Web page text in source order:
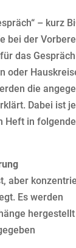
– kurz
bei der
das
oder
die
Dabei ist
Heft in
aber
Es werden
hergestellt